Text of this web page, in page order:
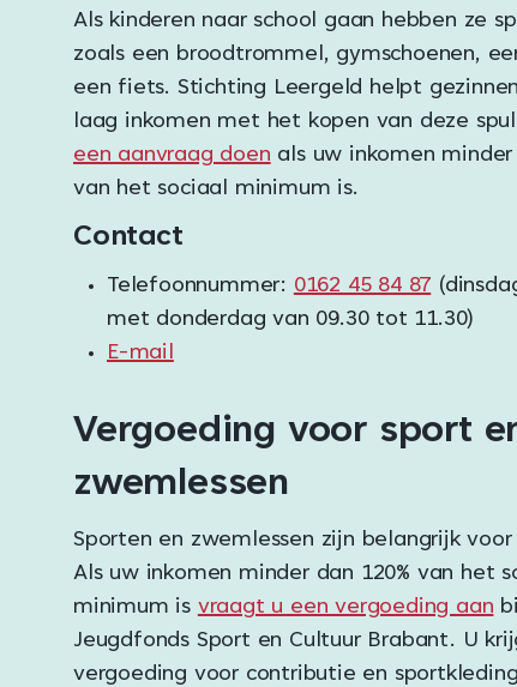
Als kinderen naar school gaan hebben ze
zoals een broodtrommel, gymschoenen,
een fiets. Stichting Leergeld helpt
laag inkomen met het kopen van deze
een aanvraag doen als uw inkomen minder
van het sociaal minimum is.
Contact
Telefoonnummer: 0162 45 84 87
met donderdag van 09.30 tot 11.30)
E-mail
Vergoeding voor sport
zwemlessen
Sporten en zwemlessen zijn belangrijk voor
Als uw inkomen minder dan 120% van het
minimum is vraagt u een vergoeding aan
Jeugdfonds Sport en Cultuur Brabant. U
vergoeding voor contributie en